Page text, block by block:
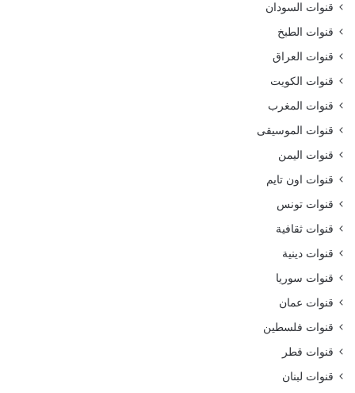
قنوات السودان
قنوات الطبخ
قنوات العراق
قنوات الكويت
قنوات المغرب
قنوات الموسيقى
قنوات اليمن
قنوات اون تايم
قنوات تونس
قنوات ثقافية
قنوات دينية
قنوات سوريا
قنوات عمان
قنوات فلسطين
قنوات قطر
قنوات لبنان